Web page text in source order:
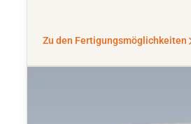
Zu den Fertigungsmöglichkeiten